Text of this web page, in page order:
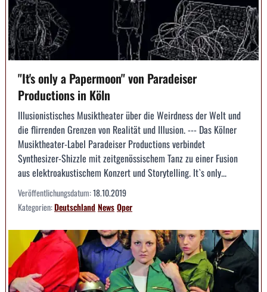
"It's only a Papermoon" von Paradeiser
Productions in Köln
Illusionistisches Musiktheater über die Weirdness der Welt und
die flirrenden Grenzen von Realität und Illusion. --- Das Kölner
Musiktheater-Label Paradeiser Productions verbindet
Synthesizer-Shizzle mit zeitgenössischem Tanz zu einer Fusion
aus elektroakustischem Konzert und Storytelling. It`s only...
Veröffentlichungsdatum:18.10.2019
Kategorien:DeutschlandNewsOper